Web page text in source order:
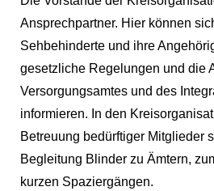
Ansprechpartner. Hier können
Sehbehinderte und ihre
gesetzliche Regelungen und die
Versorgungsamtes und des
informieren. In den
Betreuung bedürftiger Mitglieder
Begleitung Blinder zu Ämtern,
kurzen Spaziergängen.